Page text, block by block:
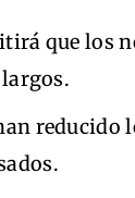
que los
reducido